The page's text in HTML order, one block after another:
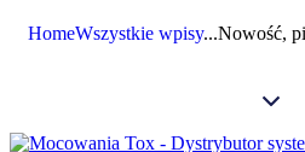
HomeWszystkie wpisy...Nowość,